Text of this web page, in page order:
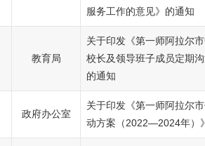
服务工作的意见》的通知
教育局
关于印发《第一师阿拉尔
校长及领导班子成员定期
的通知
政府办公室
关于印发《第一师阿拉尔
动方案（2022—2024年）